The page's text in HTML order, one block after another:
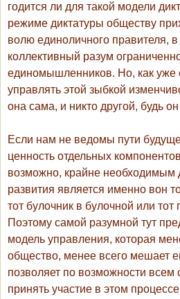
годится ли для такой модели
режиме диктатуры обществу
волю единоличного правителя,
коллективный разум
единомышленников. Но, как уже
управлять этой зыбкой
она сама, и никто другой, будь
Если нам не ведомы пути
ценность отдельных
возможно, крайне необходимым
развития является именно вон
тот булочник в булочной или тот
Поэтому самой разумной тут
модель управления, которая
общество, менее всего мешает
позволяет по возможности
принять участие в этом